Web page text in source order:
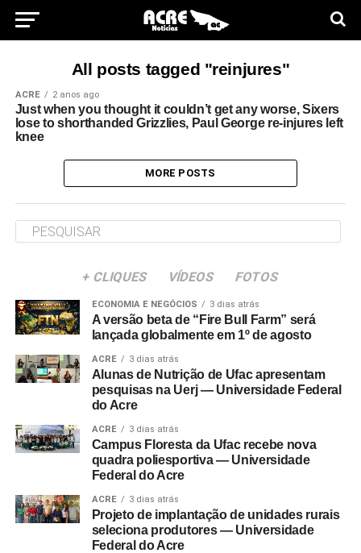
All posts tagged "reinjures"
ACRE 2 anos ago
Just when you thought it couldn’t get any worse, Sixers
lose to shorthanded Grizzlies, Paul George re-injures left
knee
MORE POSTS
+ CLIQUES VÍDEOS FOTOS
ECONOMIA E NEGÓCIOS 3 dias atrás
A versão beta de “Fire Bull Farm” será
lançada globalmente em 1º de agosto
ACRE 3 dias atrás
Alunas de Nutrição de Ufac apresentam
pesquisas na Uerj — Universidade Federal
do Acre
ACRE 3 dias atrás
Campus Floresta da Ufac recebe nova
quadra poliesportiva — Universidade
Federal do Acre
ACRE 3 dias atrás
Projeto de implantação de unidades rurais
seleciona produtores — Universidade
Federal do Acre